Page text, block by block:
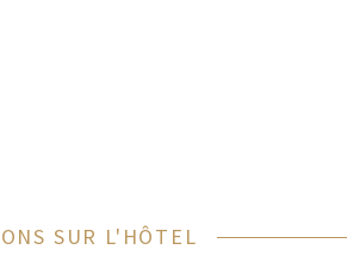
SUR L'HÔTEL